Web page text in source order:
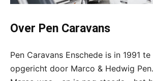
Over Pen Caravans
Pen Caravans Enschede is in 1991
opgericht door Marco & Hedwig